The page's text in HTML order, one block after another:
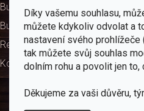
Díky vašemu souhlasu,
můžete kdykoliv odvolat a
nastavení svého prohlížeče
tak můžete svůj souhlas
dolním rohu a povolit jen to,
Děkujeme za vaši důvěru,
Bushcraft víkendy
Bushcraft Portál
Recenze obchodu
Kontakty